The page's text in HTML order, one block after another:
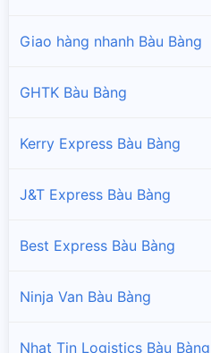
Giao hàng nhanh Bàu Bàng
GHTK Bàu Bàng
Kerry Express Bàu Bàng
J&T Express Bàu Bàng
Best Express Bàu Bàng
Ninja Van Bàu Bàng
Nhat Tin Logistics Bàu Bàng